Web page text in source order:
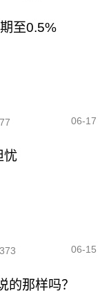
至0.5%
06-17
忧
06-15
的那样吗？